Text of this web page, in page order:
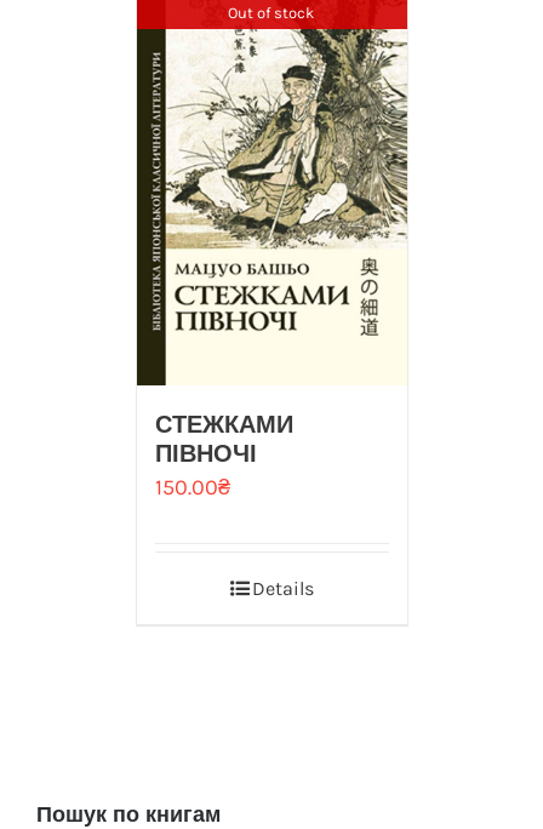
Out of stock
СТЕЖКАМИ
ПІВНОЧІ
150.00₴
Details
Пошук по книгам